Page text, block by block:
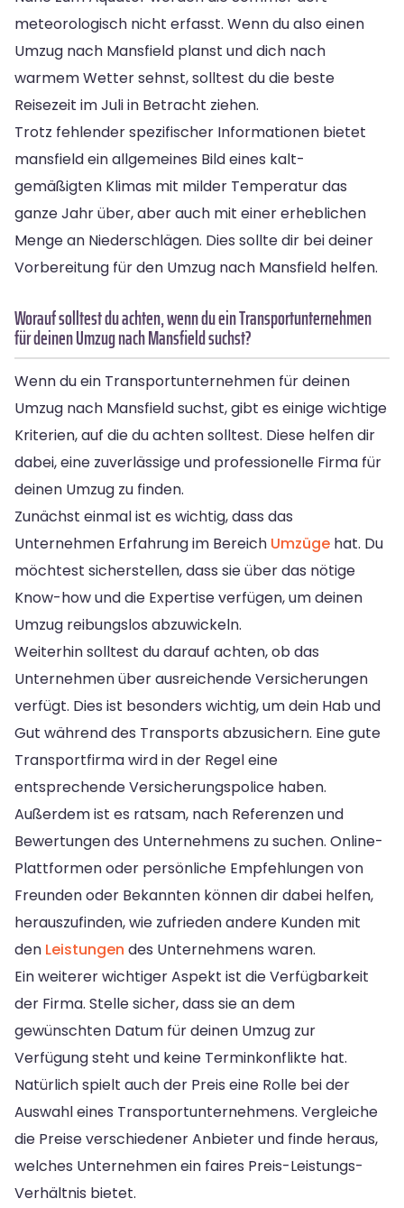
meteorologisch nicht erfasst. Wenn du also einen
Umzug nach Mansfield planst und dich nach
warmem Wetter sehnst, solltest du die beste
Reisezeit im Juli in Betracht ziehen.
Trotz fehlender spezifischer Informationen bietet
mansfield ein allgemeines Bild eines kalt-
gemäßigten Klimas mit milder Temperatur das
ganze Jahr über, aber auch mit einer erheblichen
Menge an Niederschlägen. Dies sollte dir bei deiner
Vorbereitung für den Umzug nach Mansfield helfen.
Worauf solltest du achten, wenn du ein Transportunternehmen
für deinen Umzug nach Mansfield suchst?
Wenn du ein Transportunternehmen für deinen
Umzug nach Mansfield suchst, gibt es einige wichtige
Kriterien, auf die du achten solltest. Diese helfen dir
dabei, eine zuverlässige und professionelle Firma für
deinen Umzug zu finden.
Zunächst einmal ist es wichtig, dass das
Unternehmen Erfahrung im Bereich Umzüge hat. Du
möchtest sicherstellen, dass sie über das nötige
Know-how und die Expertise verfügen, um deinen
Umzug reibungslos abzuwickeln.
Weiterhin solltest du darauf achten, ob das
Unternehmen über ausreichende Versicherungen
verfügt. Dies ist besonders wichtig, um dein Hab und
Gut während des Transports abzusichern. Eine gute
Transportfirma wird in der Regel eine
entsprechende Versicherungspolice haben.
Außerdem ist es ratsam, nach Referenzen und
Bewertungen des Unternehmens zu suchen. Online-
Plattformen oder persönliche Empfehlungen von
Freunden oder Bekannten können dir dabei helfen,
herauszufinden, wie zufrieden andere Kunden mit
den Leistungen des Unternehmens waren.
Ein weiterer wichtiger Aspekt ist die Verfügbarkeit
der Firma. Stelle sicher, dass sie an dem
gewünschten Datum für deinen Umzug zur
Verfügung steht und keine Terminkonflikte hat.
Natürlich spielt auch der Preis eine Rolle bei der
Auswahl eines Transportunternehmens. Vergleiche
die Preise verschiedener Anbieter und finde heraus,
welches Unternehmen ein faires Preis-Leistungs-
Verhältnis bietet.